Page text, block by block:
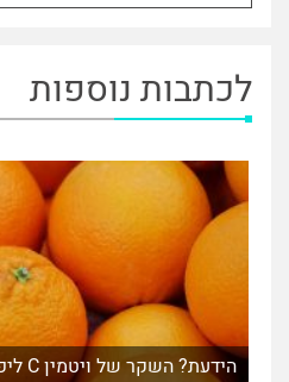
לכתבות נוספות
הידעת? השקר של ויטמין C ליפוזומלי